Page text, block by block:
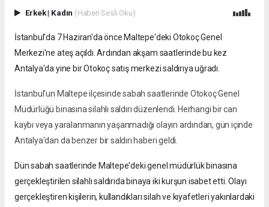
Erkek| Kadın (Haberi Sesli Oku)
İstanbul'da 7 Haziran'da önce Maltepe'deki Otokoç Genel
Merkezi'ne ateş açıldı. Ardından akşam saatlerinde bu kez
Antalya'da yine bir Otokoç satış merkezi saldırıya uğradı.
İstanbul'un Maltepe ilçesinde sabah saatlerinde Otokoç Genel
Müdürlüğü binasına silahlı saldırı düzenlendi. Herhangi bir can
kaybı veya yaralanmanın yaşanmadığı olayın ardından, gün içinde
Antalya'dan da benzer bir saldırı haberi geldi.
Dün sabah saatlerinde Maltepe'deki genel müdürlük binasına
gerçekleştirilen silahlı saldırıda binaya iki kurşun isabet etti. Olayı
gerçekleştiren kişilerin, kullandıkları silah ve kıyafetleri yakınlardaki